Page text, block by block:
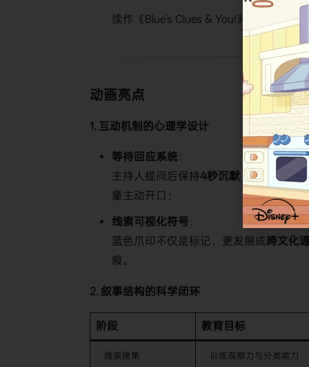
续作《Blue's Clues & You!》IMDB评分​
​动画亮点​
​1. 互动机制的心理学设计​
​等待回应系统​ ​：
主持人提问后保持​​4秒沉默​ ，镜头静止
童主动开口；
​线索可视化符号​​：
蓝色爪印不仅是标记，更发展成​跨文化
痕。
​2. 叙事结构的科学闭环​
​阶段​ ​教育目标​
线索搜集 训练观察力与分类能力